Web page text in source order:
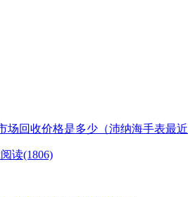
场回收价格是多少（沛纳海手表最近
阅读(1806)